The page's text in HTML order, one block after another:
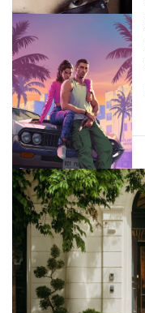
Content Lab HUB
Forbes-sztori
Tech